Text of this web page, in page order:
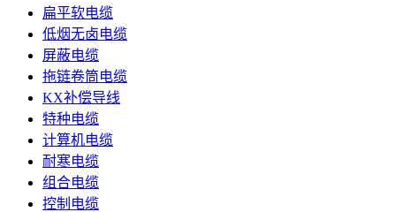
扁平软电缆
低烟无卤电缆
屏蔽电缆
拖链卷筒电缆
KX补偿导线
特种电缆
计算机电缆
耐寒电缆
组合电缆
控制电缆